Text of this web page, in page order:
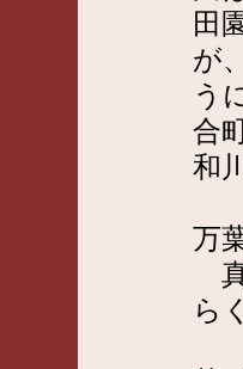
田
が
う
合
和
万
ら